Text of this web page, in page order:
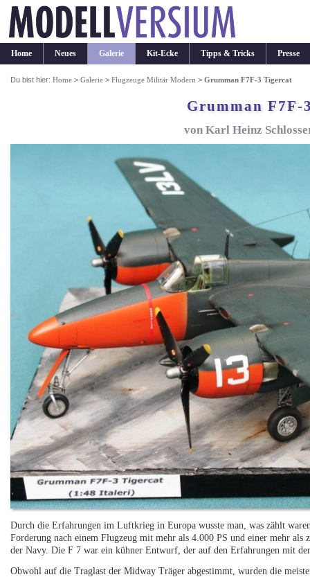
Home Neues Galerie Kit-Ecke Tipps & Tricks Presse
Du bist hier:Home >Galerie >Flugzeuge Militär Modern >Grumman F7F-3 Tigercat
Grumman F7F-
von Karl Heinz
Durch die Erfahrungen im Luftkrieg in Europa wusste man, was zählt
Forderung nach einem Flugzeug mit mehr als 4.000 PS und einer mehr
der Navy. Die F 7 war ein kühner Entwurf, der auf den Erfahrungen mit
Obwohl auf die Traglast der Midway Träger abgestimmt, wurden die